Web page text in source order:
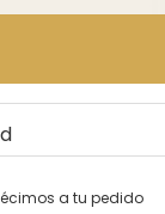
a tu pedido